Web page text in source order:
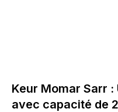
Keur Momar Sarr
avec capacité de